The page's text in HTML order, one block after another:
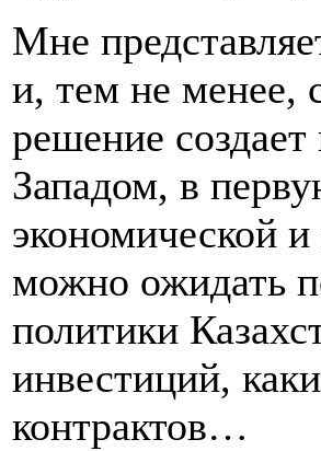
Мне
и, тем не менее,
решение
Западом, в
экономической
можно ожидать
политики
инвестиций,
контрактов…